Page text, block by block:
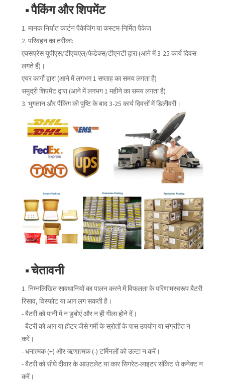
■ पैकिंग और शिपमेंट
1. मानक निर्यात कार्टन पैकेजिंग या कस्टम-निर्मित पैकेज
2. परिवहन का तरीका:
एक्सप्रेस यूपीएस/डीएचएल/फेडेक्स/टीएनटी द्वारा (आने में 3-25 कार्य दिवस
लगते हैं)।
एयर कार्गो द्वारा (आने में लगभग 1 सप्ताह का समय लगता है)
समुद्री शिपमेंट द्वारा (आने में लगभग 1 महीने का समय लगता है)
3. भुगतान और पैकिंग की पुष्टि के बाद 3-25 कार्य दिवसों में डिलीवरी।
■ चेतावनी
1. निम्नलिखित सावधानियों का पालन करने में विफलता के परिणामस्वरूप बैटरी
रिसाव, विस्फोट या आग लग सकती है।
- बैटरी को पानी में न डुबोएं और न ही गीला होने दें।
- बैटरी को आग या हीटर जैसे गर्मी के स्रोतों के पास उपयोग या संग्रहित न
करें।
- धनात्मक (+) और ऋणात्मक (-) टर्मिनलों को उल्टा न करें।
- बैटरी को सीधे दीवार के आउटलेट या कार सिगरेट-लाइटर सॉकेट से कनेक्ट न
करें।